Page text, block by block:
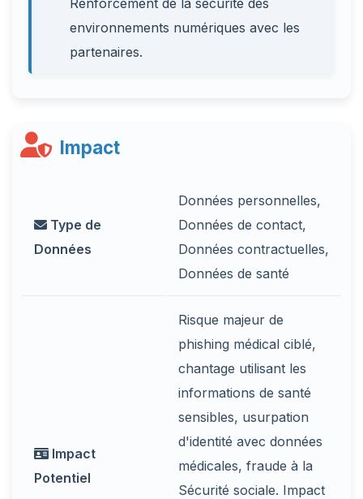
Renforcement de la sécurité des
environnements numériques avec les
partenaires.
Impact
Type de
Données
Données personnelles,
Données de contact,
Données contractuelles,
Données de santé
Impact
Potentiel
Risque majeur de
phishing médical ciblé,
chantage utilisant les
informations de santé
sensibles, usurpation
d'identité avec données
médicales, fraude à la
Sécurité sociale. Impact